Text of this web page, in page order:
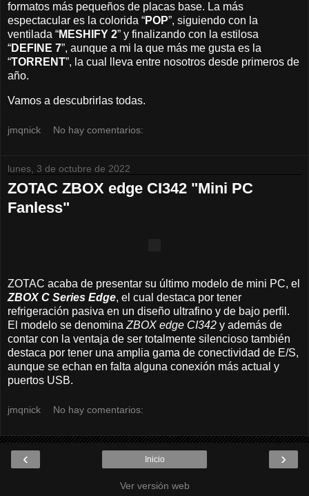
formatos más pequeños de placas base. La más
espectacular es la colorida “POP”, siguiendo con la
ventilada “MESHIFY 2” y finalizando con la estilosa
“DEFINE 7”, aunque a mi la que más me gusta es la
“TORRENT”, la cual lleva entre nosotros desde primeros de
año.
Vamos a descubrirlas todas.
jmqnick No hay comentarios:
lunes, 3 de octubre de 2022
ZOTAC ZBOX edge CI342 "Mini PC
Fanless"
ZOTAC acaba de presentar su último modelo de mini PC, el
ZBOX C Series Edge, el cual destaca por tener
refrigeración pasiva en un diseño ultrafino y de bajo perfil.
El modelo se denomina ZBOX edge CI342 y además de
contar con la ventaja de ser totalmente silencioso también
destaca por tener una amplia gama de conectividad de E/S,
aunque se echan en falta alguna conexión más actual y
puertos USB.
jmqnick No hay comentarios:
‹ ›
Inicio
Ver versión web